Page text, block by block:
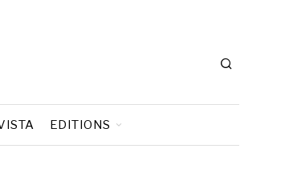
EDITIONS